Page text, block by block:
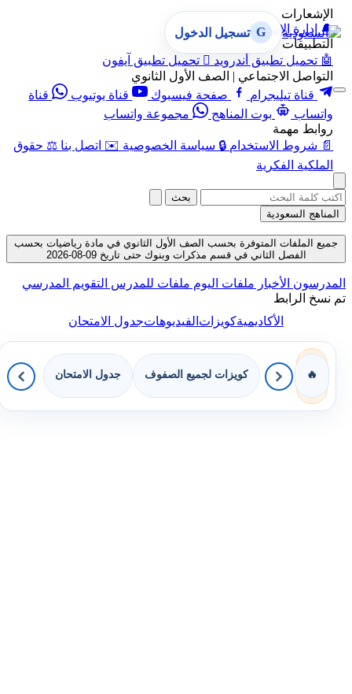
الإشعارات
🔔 إدارة الإشعارات
التطبيقات
🤖 تحميل تطبيق أندرويد  تحميل تطبيق آيفون
التواصل الاجتماعي | الصف الأول الثانوي
قناة تيليجرام
صفحة فيسبوك قناة يوتيوب
قناة
واتساب
بوت المناهج
مجموعة واتساب
روابط مهمة
📄 شروط الاستخدام 🔒 سياسة الخصوصية ✉️ اتصل بنا ⚖️ حقوق
الملكية الفكرية
G تسجيل الدخول
بحث
المناهج السعودية
جميع الملفات المتوفرة بحسب الصف الأول الثانوي في مادة رياضيات بحسب
الفصل الثاني في قسم مذكرات وبنوك حتى تاريخ 09-08-2026
المدرسون الأخبار ملفات اليوم ملفات للمدرس التقويم المدرسي
تم نسخ الرابط
الأكاديميةكويزاتالفيديوهاتجدول الامتحان
🔥 كويزات لجميع الصفوف جدول الامتحان